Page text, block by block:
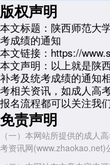
版权声明
本文标题： 陕西师范大
考成绩的通知
本文链接： https://
本文声明： 以上就是陕
补考及统考成绩的通知
考相关资讯，如成人高
报名流程都可以关注我
免责声明
（一）本网站所提供的成人
考资讯网(www.zhaokao.net)